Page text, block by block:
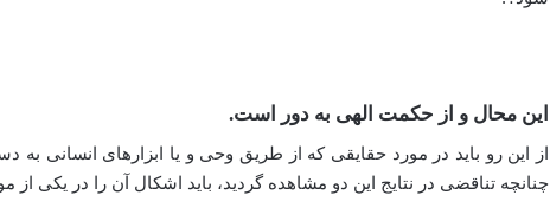
این محال و از حکمت الهی به دور است.
از این رو باید در مورد حقایقی که از طریق وحی و یا ابزارهای انسانی
چنانچه تناقضی در نتایج این دو مشاهده گردید، باید اشکال آن را در یکی از